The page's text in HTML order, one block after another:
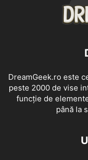
DreamGeek.ro este
peste 2000 de vise
funcție de
până la